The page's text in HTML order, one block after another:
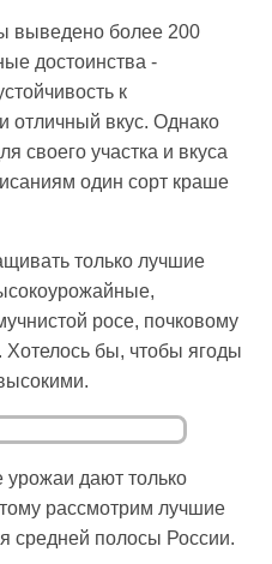
выведено более 200
достоинства -
к
отличный вкус. Однако
своего участка и вкуса
один сорт краше
только лучшие
росе, почковому
бы, чтобы ягоды
урожаи дают только
рассмотрим лучшие
средней полосы России.